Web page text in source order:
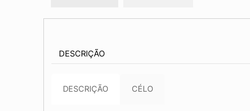
DESCRIÇÃO
DESCRIÇÃO CÉLO